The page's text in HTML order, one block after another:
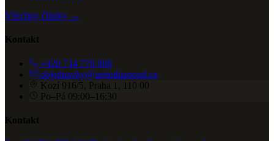
Všechny články →
Kontakt
+420 734 770 000
objednavky@aretediamond.cz
Kozí 916/5, Praha 1, 110 00
Po–Pá 09:00–16:30
Kontakt